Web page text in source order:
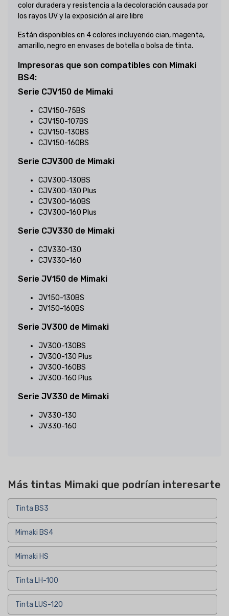
color duradera y resistencia a la decoloración causada por
los rayos UV y la exposición al aire libre
Están disponibles en 4 colores incluyendo cian, magenta,
amarillo, negro en envases de botella o bolsa de tinta.
Impresoras que son compatibles con Mimaki
BS4:
Serie CJV150 de Mimaki
CJV150-75BS
CJV150-107BS
CJV150-130BS
CJV150-160BS
Serie CJV300 de Mimaki
CJV300-130BS
CJV300-130 Plus
CJV300-160BS
CJV300-160 Plus
Serie CJV330 de Mimaki
CJV330-130
CJV330-160
Serie JV150 de Mimaki
JV150-130BS
JV150-160BS
Serie JV300 de Mimaki
JV300-130BS
JV300-130 Plus
JV300-160BS
JV300-160 Plus
Serie JV330 de Mimaki
JV330-130
JV330-160
Más tintas Mimaki que podrían interesarte
Tinta BS3
Mimaki BS4
Mimaki HS
Tinta LH-100
Tinta LUS-120